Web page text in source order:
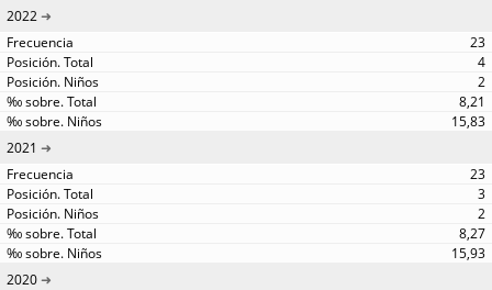
2022
23
4
2
8,21
15,83
2021
23
3
2
8,27
15,93
2020